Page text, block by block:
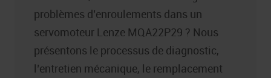
problèmes d’enroulements dans un
servomoteur Lenze MQA22P29 ? Nous
présentons le processus de diagnostic,
l’entretien mécanique, le remplacement